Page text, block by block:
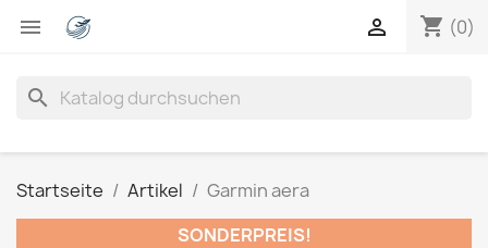
 shopping_cart (0)

search
Startseite Artikel
Garmin aera
SONDERPREIS!